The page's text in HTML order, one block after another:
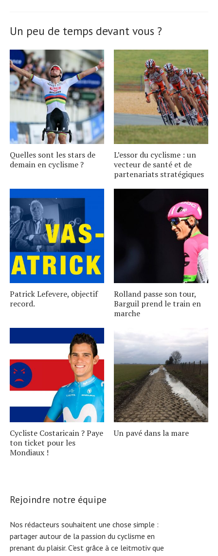
Un peu de temps devant vous ?
Quelles sont les stars de
demain en cyclisme ?
L’essor du cyclisme : un
vecteur de santé et de
partenariats stratégiques
Patrick Lefevere, objectif
record.
Rolland passe son tour,
Barguil prend le train en
marche
Cycliste Costaricain ? Paye
ton ticket pour les
Mondiaux !
Un pavé dans la mare
Rejoindre notre équipe
Nos rédacteurs souhaitent une chose simple :
partager autour de la passion du cyclisme en
prenant du plaisir. C'est grâce à ce leitmotiv que